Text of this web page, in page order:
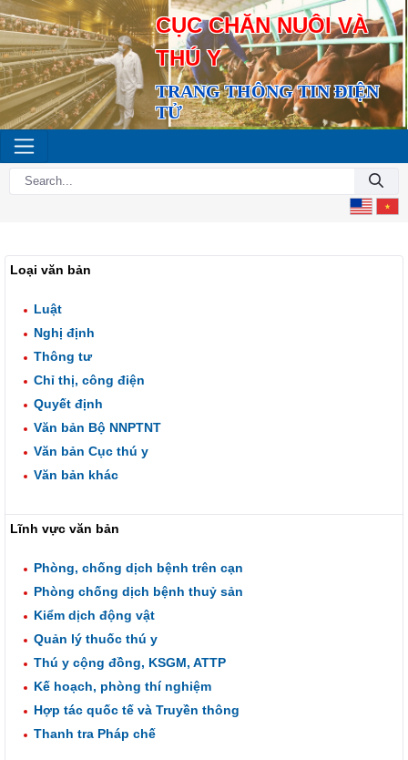
CỤC CHĂN NUÔI VÀ
THÚ Y
TRANG THÔNG TIN ĐIỆN
TỬ
Loại văn bản
Luật
Nghị định
Thông tư
Chỉ thị, công điện
Quyết định
Văn bản Bộ NNPTNT
Văn bản Cục thú y
Văn bản khác
Lĩnh vực văn bản
Phòng, chống dịch bệnh trên cạn
Phòng chống dịch bệnh thuỷ sản
Kiểm dịch động vật
Quản lý thuốc thú y
Thú y cộng đồng, KSGM, ATTP
Kế hoạch, phòng thí nghiệm
Hợp tác quốc tế và Truyền thông
Thanh tra Pháp chế